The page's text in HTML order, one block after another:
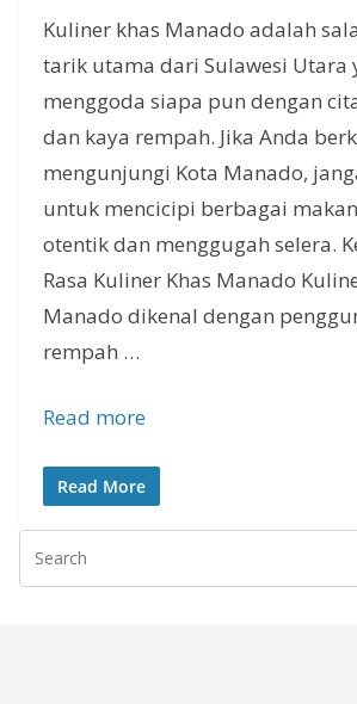
Kuliner khas Manado adalah
tarik utama dari Sulawesi Utara
menggoda siapa pun dengan
dan kaya rempah. Jika Anda
mengunjungi Kota Manado,
untuk mencicipi berbagai
otentik dan menggugah selera.
Rasa Kuliner Khas Manado
Manado dikenal dengan
rempah …
Read more
Read More